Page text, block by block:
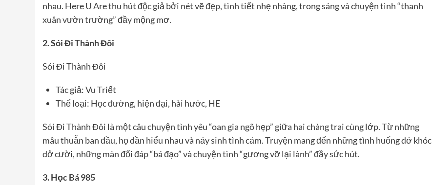
nhau. Here U Are thu hút độc giả bởi nét vẽ đẹp, tình tiết nhẹ nhàng, trong sáng và chuyện tình “thanh
xuân vườn trường” đầy mộng mơ.
2. Sói Đi Thành Đôi
Sói Đi Thành Đôi
Tác giả: Vu Triết
Thể loại: Học đường, hiện đại, hài hước, HE
Sói Đi Thành Đôi là một câu chuyện tình yêu “oan gia ngõ hẹp” giữa hai chàng trai cùng lớp. Từ những
mâu thuẫn ban đầu, họ dần hiểu nhau và nảy sinh tình cảm. Truyện mang đến những tình huống dở khóc
dở cười, những màn đối đáp “bá đạo” và chuyện tình “gương vỡ lại lành” đầy sức hút.
3. Học Bá 985